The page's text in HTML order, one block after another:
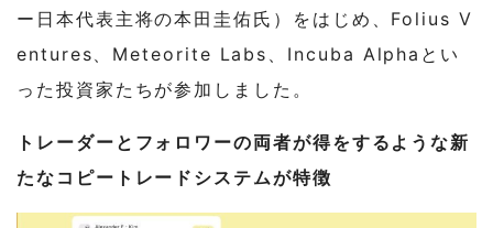
ー日本代表主将の本田圭佑氏）をはじめ、Folius V
entures、Meteorite Labs、Incuba Alphaとい
った投資家たちが参加しました。
トレーダーとフォロワーの両者が得をするような新
たなコピートレードシステムが特徴